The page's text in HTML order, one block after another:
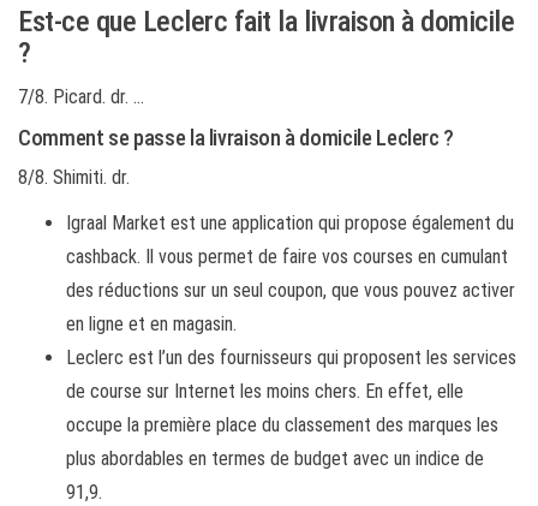
Est-ce que Leclerc fait la livraison à domicile
?
7/8. Picard. dr. …
Comment se passe la livraison à domicile Leclerc ?
8/8. Shimiti. dr.
Igraal Market est une application qui propose également du
cashback. Il vous permet de faire vos courses en cumulant
des réductions sur un seul coupon, que vous pouvez activer
en ligne et en magasin.
Leclerc est l’un des fournisseurs qui proposent les services
de course sur Internet les moins chers. En effet, elle
occupe la première place du classement des marques les
plus abordables en termes de budget avec un indice de
91,9.